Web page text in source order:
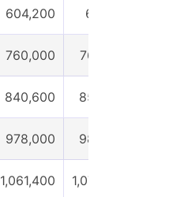
604,200 611,700
760,000 768,200
840,600 850,400
978,000 988,500
1,061,400 1,073,300